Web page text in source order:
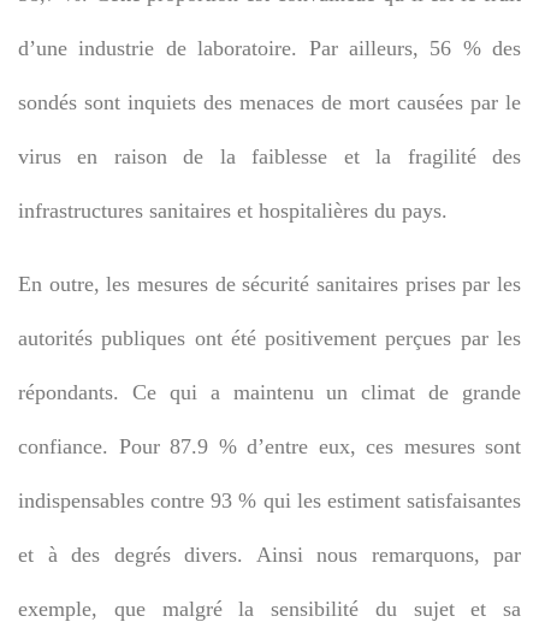
d’une industrie de laboratoire. Par ailleurs, 56 % des
sondés sont inquiets des menaces de mort causées par le
virus en raison de la faiblesse et la fragilité des
infrastructures sanitaires et hospitalières du pays.
En outre, les mesures de sécurité sanitaires prises par les
autorités publiques ont été positivement perçues par les
répondants. Ce qui a maintenu un climat de grande
confiance. Pour 87.9 % d’entre eux, ces mesures sont
indispensables contre 93 % qui les estiment satisfaisantes
et à des degrés divers. Ainsi nous remarquons, par
exemple, que malgré la sensibilité du sujet et sa